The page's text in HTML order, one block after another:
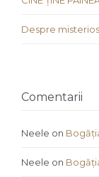
Despre
Comentarii
Neele on
Neele on